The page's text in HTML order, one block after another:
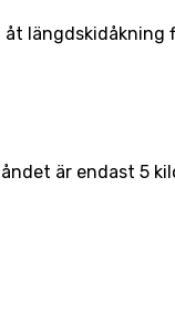
är endast 5